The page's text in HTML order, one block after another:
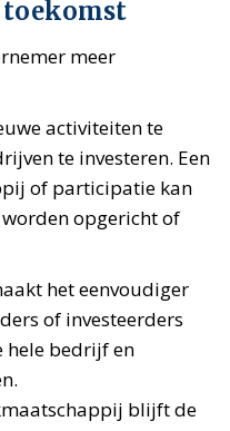
meer
activiteiten te
te investeren. Een
of participatie kan
opgericht of
het eenvoudiger
of investeerders
hele bedrijf en
blijft de